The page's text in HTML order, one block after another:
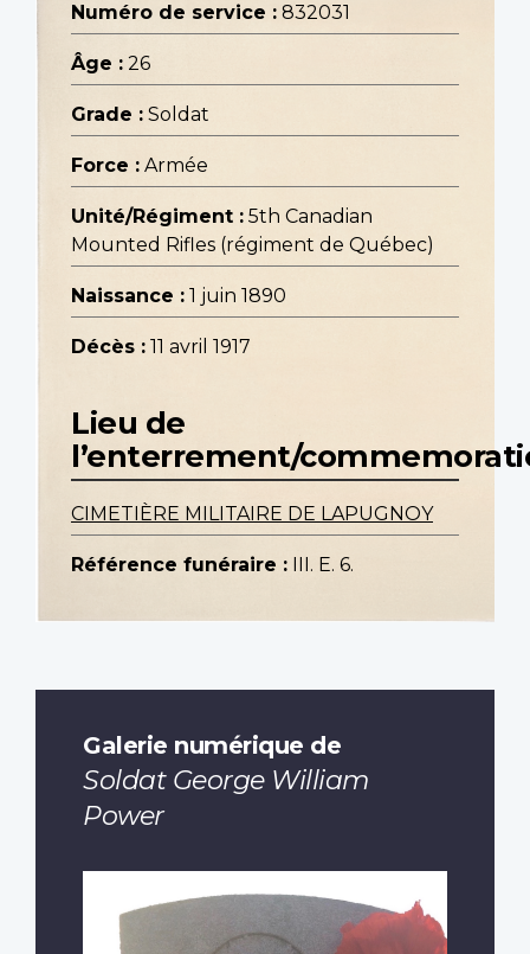
Numéro de service : 832031
Âge : 26
Grade : Soldat
Force : Armée
Unité/Régiment : 5th Canadian
Mounted Rifles (régiment de Québec)
Naissance : 1 juin 1890
Décès : 11 avril 1917
Lieu de
l’enterrement/
CIMETIÈRE MILITAIRE DE LAPUGNOY
Référence funéraire : III. E. 6.
Galerie numérique de
Soldat George William
Power